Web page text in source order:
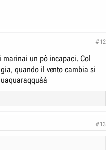
#12
marinai un pò incapaci. Col
quando il vento cambia si
#13